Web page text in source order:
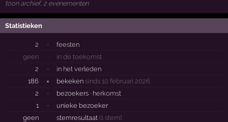
toon archief, 2 evenementen
Statistieken
2 ·
feesten
geen
·
in de toekomst
2
·
in het verleden
186
× bekeken sinds 10 februari 2026
2
· bezoekers · herkomst
1
·
unieke bezoeker
geen
stemresultaat(1 stem)